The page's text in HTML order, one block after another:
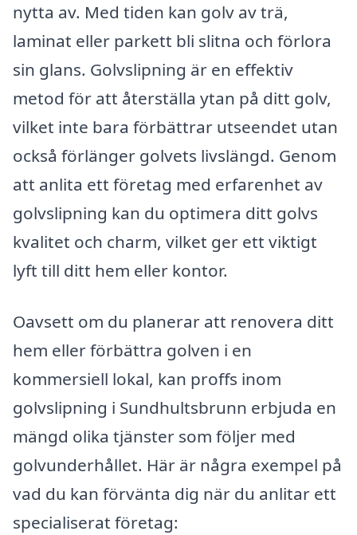
nytta av. Med tiden kan golv av trä,
laminat eller parkett bli slitna och förlora
sin glans. Golvslipning är en effektiv
metod för att återställa ytan på ditt golv,
vilket inte bara förbättrar utseendet utan
också förlänger golvets livslängd. Genom
att anlita ett företag med erfarenhet av
golvslipning kan du optimera ditt golvs
kvalitet och charm, vilket ger ett viktigt
lyft till ditt hem eller kontor.
Oavsett om du planerar att renovera ditt
hem eller förbättra golven i en
kommersiell lokal, kan proffs inom
golvslipning i Sundhultsbrunn erbjuda en
mängd olika tjänster som följer med
golvunderhållet. Här är några exempel på
vad du kan förvänta dig när du anlitar ett
specialiserat företag: